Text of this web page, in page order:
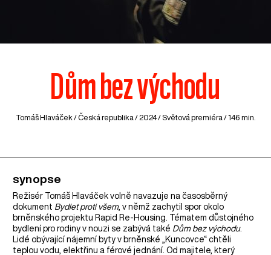
Dům bez východu
Tomáš Hlaváček /Česká republika / 2024 / Světová premiéra / 146 min.
synopse
Režisér Tomáš Hlaváček volně navazuje na časosběrný
dokument Bydlet proti všem, v němž zachytil spor okolo
brněnského projektu Rapid Re-Housing. Tématem důstojného
bydlení pro rodiny v nouzi se zabývá také Dům bez východu.
Lidé obývající nájemní byty v brněnské „Kuncovce“ chtěli
teplou vodu, elektřinu a férové jednání. Od majitele, který